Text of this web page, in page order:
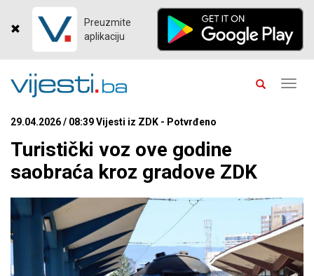
Preuzmite
aplikaciju
29.04.2026 / 08:39 Vijesti iz ZDK - Potvrđeno
Turistički voz ove godine
saobraća kroz gradove ZDK